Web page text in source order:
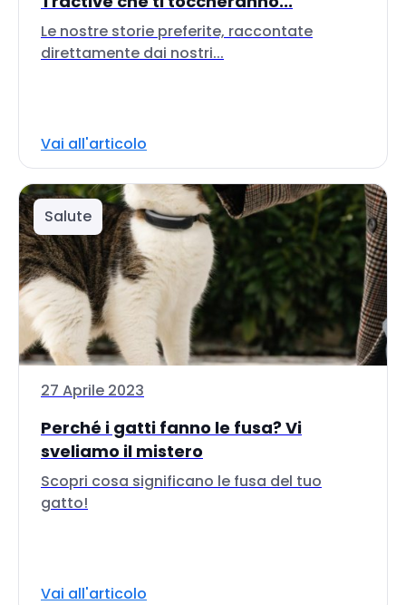
Le nostre storie preferite, raccontate
direttamente dai nostri...
Vai all'articolo
Salute
27 Aprile 2023
Perché i gatti fanno le fusa? Vi
sveliamo il mistero
Scopri cosa significano le fusa del tuo
gatto!
Vai all'articolo